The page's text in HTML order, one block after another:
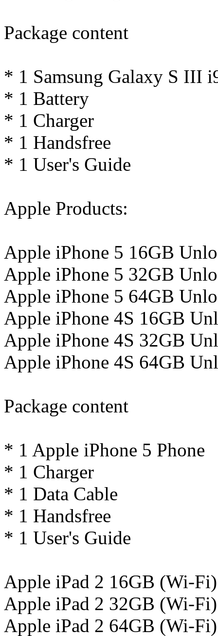
Package content
* 1 Samsung Galaxy S III
* 1 Battery
* 1 Charger
* 1 Handsfree
* 1 User's Guide
Apple Products:
Apple iPhone 5 16GB
Apple iPhone 5 32GB
Apple iPhone 5 64GB
Apple iPhone 4S 16GB
Apple iPhone 4S 32GB
Apple iPhone 4S 64GB
Package content
* 1 Apple iPhone 5 Phone
* 1 Charger
* 1 Data Cable
* 1 Handsfree
* 1 User's Guide
Apple iPad 2 16GB (Wi-
Apple iPad 2 32GB (Wi-
Apple iPad 2 64GB (Wi-